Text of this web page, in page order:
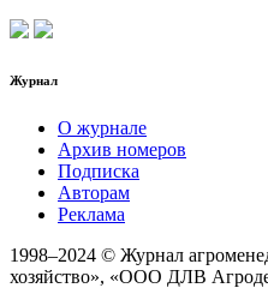
Журнал
О журнале
Архив номеров
Подписка
Авторам
Реклама
1998–2024 © Журнал
хозяйство», «ООО ДЛВ